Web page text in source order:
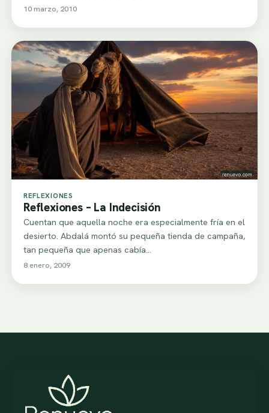
10 marzo, 2010
REFLEXIONES
Reflexiones – La Indecisión
Cuentan que aquella noche era especialmente fría en el
desierto. Abdalá montó su pequeña tienda de campaña,
tan pequeña que apenas cabía…
8 enero, 2009